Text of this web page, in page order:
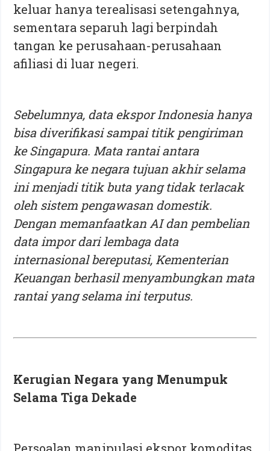
keluar hanya terealisasi setengahnya,
sementara separuh lagi berpindah
tangan ke perusahaan-perusahaan
afiliasi di luar negeri.
Sebelumnya, data ekspor Indonesia hanya
bisa diverifikasi sampai titik pengiriman
ke Singapura. Mata rantai antara
Singapura ke negara tujuan akhir selama
ini menjadi titik buta yang tidak terlacak
oleh sistem pengawasan domestik.
Dengan memanfaatkan AI dan pembelian
data impor dari lembaga data
internasional bereputasi, Kementerian
Keuangan berhasil menyambungkan mata
rantai yang selama ini terputus.
Kerugian Negara yang Menumpuk
Selama Tiga Dekade